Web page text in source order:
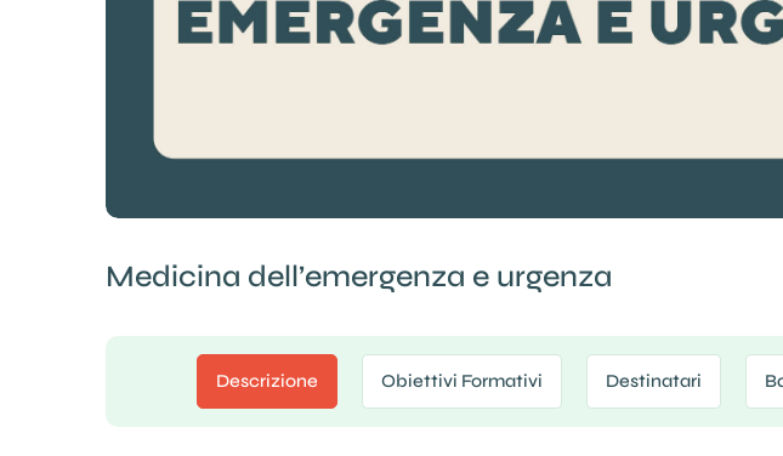
Medicina dell’emergenza e urgenza
Descrizione Obiettivi Formativi Destinatari